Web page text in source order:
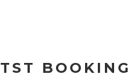
TST BOOKING